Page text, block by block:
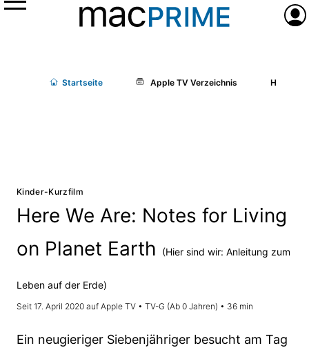
Menü
Startseite Apple TV Verzeichnis Here We
Kinder-Kurzfilm
Here We Are: Notes for Living
on Planet Earth
(Hier sind wir: Anleitung zum
Leben auf der Erde)
Seit 17. April 2020 auf Apple TV • TV-G (Ab 0 Jahren) • 36 min
Ein neugieriger Siebenjähriger besucht am Tag